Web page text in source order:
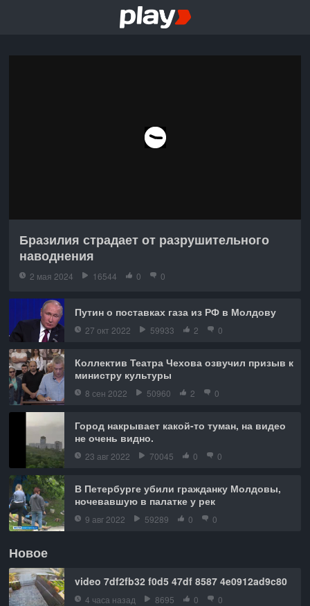
Бразилия страдает от разрушительного
наводнения
2 мая 2024 16544 0 0
Путин о поставках газа из РФ в Молдову
27 окт 2022 59933 2 0
Коллектив Театра Чехова озвучил призыв к
министру культуры
8 сен 2022 50960 2 0
Город накрывает какой-то туман, на видео
не очень видно.
23 авг 2022 70045 0 0
В Петербурге убили гражданку Молдовы,
ночевавшую в палатке у рек
9 авг 2022 59289 0 0
Новое
video 7df2fb32 f0d5 47df 8587 4e0912ad9c80
4 часа назад 8695 0 0